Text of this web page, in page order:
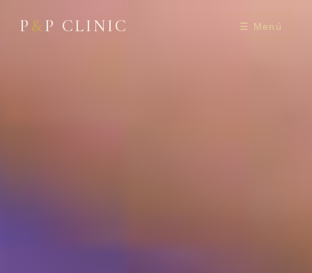
P &P CLINIC ☰ Menú